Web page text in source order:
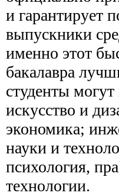
и гарантирует
выпускники
именно этот
бакалавра
студенты
искусство и
экономика;
науки и
психология,
технологии.